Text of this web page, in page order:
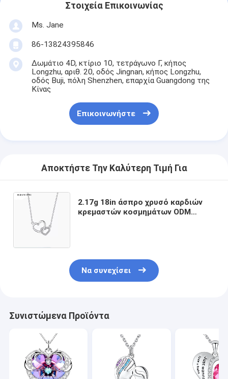
Στοιχεία Επικοινωνίας
Ms. Jane
86-13824395846
Δωμάτιο 4D, κτίριο 10, τετράγωνο Γ, κήπος
Longzhu, αριθ. 20, οδός Jingnan, κήπος Longzhu,
οδός Buji, πόλη Shenzhen, επαρχία Guangdong της
Κίνας
Επικοινωνήστε
Αποκτήστε Την Καλύτερη Τιμή Για
2.17g 18in άσπρο χρυσό καρδιών
κρεμαστών κοσμημάτων ODM
Να συνεχίσει
Συνιστώμενα Προϊόντα